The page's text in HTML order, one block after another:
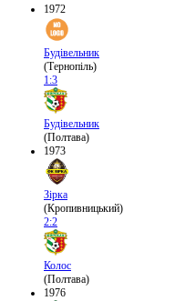
1972
Будівельник
(Тернопіль)
1:3
Будівельник
(Полтава)
1973
Зірка
(Кропивницький)
2:2
Колос
(Полтава)
1976